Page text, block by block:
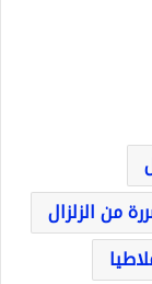
من الزلزال